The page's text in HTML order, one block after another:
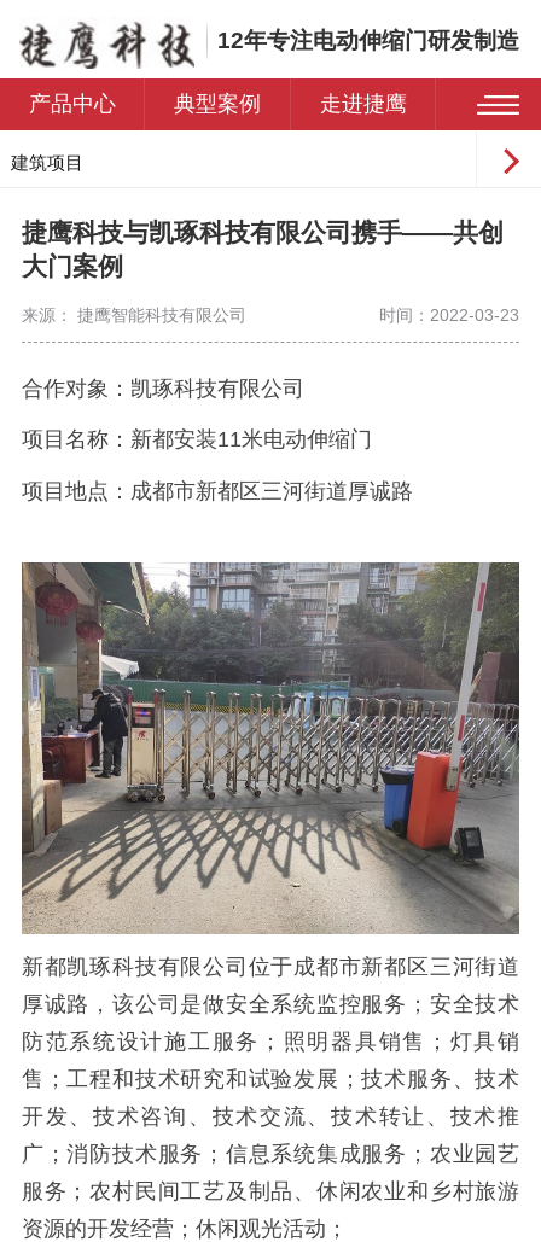
12年专注电动伸缩门研发制造
产品中心 典型案例 走进捷鹰
建筑项目
学校
捷鹰科技与凯琢科技有限公司携手——共创
大门案例
来源： 捷鹰智能科技有限公司 时间：2022-03-23
合作对象： 凯琢科技有限公司
项目名称： 新都安装11米电动伸缩门
项目地点： 成都市新都区三河街道厚诚路
新都凯琢科技有限公司 位于成都市新都区三河街道
厚诚路，该公司是做安全系统监控服务；安全技术
防范系统设计施工服务；照明器具销售；灯具销
售；工程和技术研究和试验发展；技术服务、技术
开发、技术咨询、技术交流、技术转让、技术推
广；消防技术服务；信息系统集成服务；农业园艺
服务；农村民间工艺及制品、休闲农业和乡村旅游
资源的开发经营；休闲观光活动；